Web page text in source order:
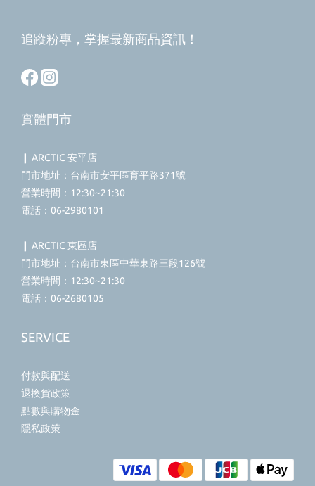
追蹤粉專，掌握最新商品資訊！
實體門市
❙ ARCTIC 安平店
門市地址：台南市安平區育平路371號
營業時間：12:30~21:30
電話：06-2980101
❙ ARCTIC 東區店
門市地址：台南市東區中華東路三段126號
營業時間：12:30~21:30
電話：06-2680105
SERVICE
付款與配送
退換貨政策
點數與購物金
隱私政策